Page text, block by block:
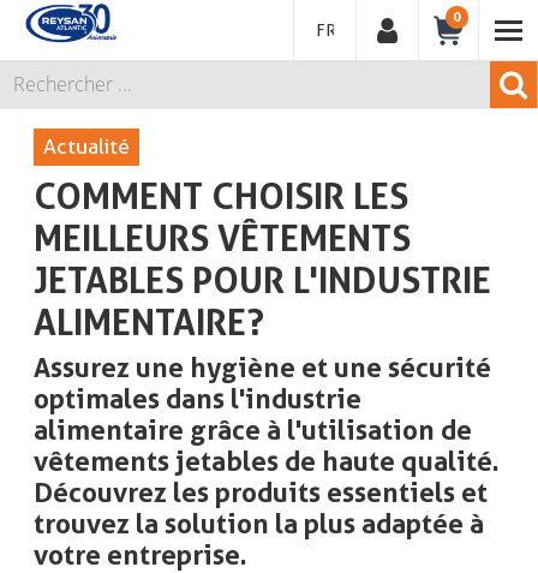
FRANÇAIS
0
Actualité
COMMENT CHOISIR LES
MEILLEURS VÊTEMENTS
JETABLES POUR L'INDUSTRIE
ALIMENTAIRE?
Assurez une hygiène et une sécurité
optimales dans l'industrie
alimentaire grâce à l'utilisation de
vêtements jetables de haute qualité.
Découvrez les produits essentiels et
trouvez la solution la plus adaptée à
votre entreprise.